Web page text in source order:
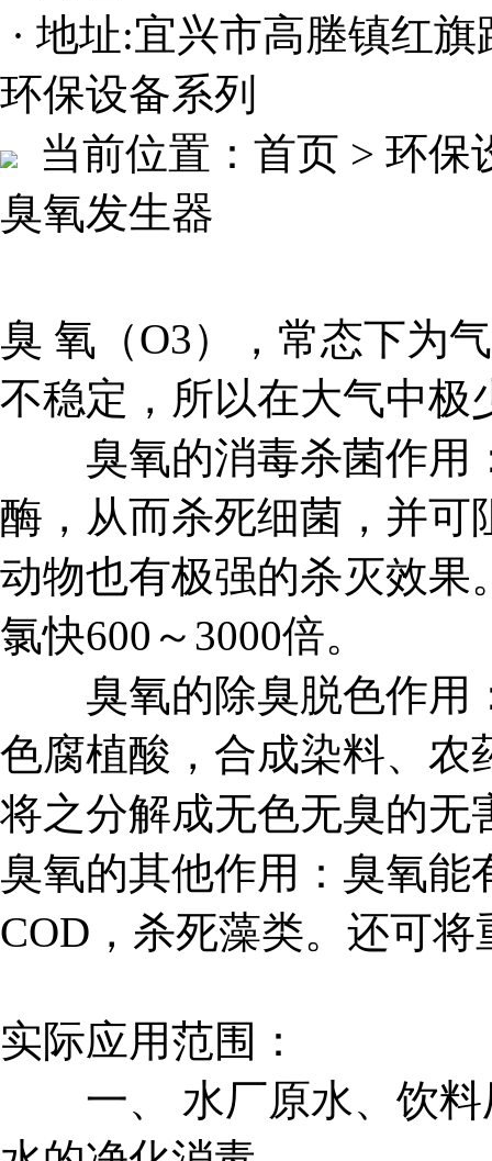
· 地址:宜兴市高塍镇红旗
环保设备系列
当前位置： 首页 > 环保
臭氧发生器
臭 氧（O3），常态下为
不稳定，所以在大气中极
臭氧的消毒杀菌作用
酶，从而杀死细菌，并可
动物也有极强的杀灭效果
氯快600～3000倍。
臭氧的除臭脱色作用
色腐植酸，合成染料、农
将之分解成无色无臭的无
臭氧的其他作用：臭氧能
COD，杀死藻类。还可
实际应用范围：
一、 水厂原水、饮料